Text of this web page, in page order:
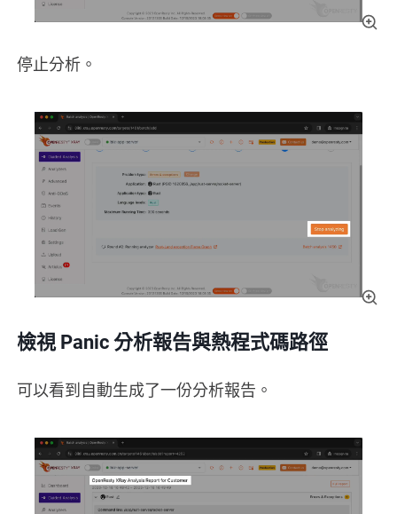
停止分析。
檢視 Panic 分析報告與熱程式碼路徑
可以看到自動生成了一份分析報告。